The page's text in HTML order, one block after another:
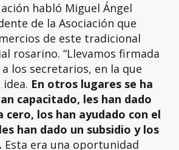
habló Miguel Ángel
de la Asociación que
de este tradicional
rosarino. “Llevamos firmada
los secretarios, en la que
En otros lugares se ha
capacitado, les han dado
cero, los han ayudado con el
han dado un subsidio y los
Esta era una oportunidad